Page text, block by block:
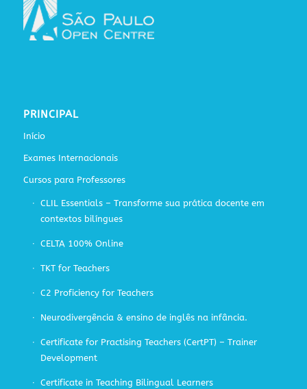
PRINCIPAL
Início
Exames Internacionais
Cursos para Professores
CLIL Essentials – Transforme sua prática docente em
contextos bilíngues
CELTA 100% Online
TKT for Teachers
C2 Proficiency for Teachers
Neurodivergência & ensino de inglês na infância.
Certificate for Practising Teachers (CertPT) – Trainer
Development
Certificate in Teaching Bilingual Learners